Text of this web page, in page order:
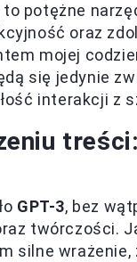
potężne
oraz
mojej
się jedynie
interakcji z
GPT-3, bez
twórczości.
silne wrażenie,